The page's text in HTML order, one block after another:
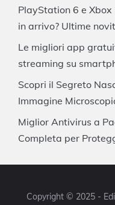
PlayStation 6 e
in arrivo? Ultime
Le migliori app
streaming su
Scopri il Segreto
Immagine
Miglior Antivirus a
Completa per
Copyright © 2025 -